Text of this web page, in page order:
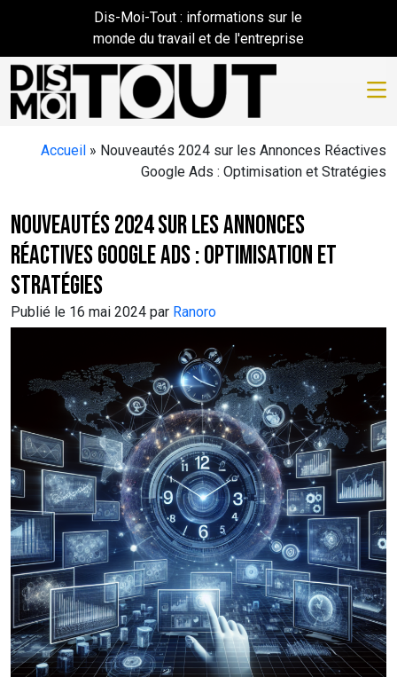
Skip to main contentDis-Moi-Tout : informations sur le
monde du travail et de l'entreprise
Accueil » Nouveautés 2024 sur les Annonces Réactives
Google Ads : Optimisation et Stratégies
Nouveautés 2024 sur les Annonces
Réactives Google Ads : Optimisation et
Stratégies
Publié le 16 mai 2024 par Ranoro